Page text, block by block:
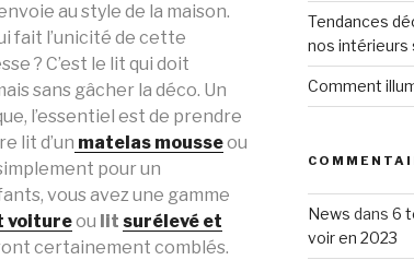
au style de la maison.
fait l’unicité de cette
? C’est le lit qui doit
sans gâcher la déco. Un
l’essentiel est de prendre
lit d’un matelas mousseou
pour un
vous avez une gamme
voitureou lit surélevé et
certainement comblés.
Tendances
nos intérieurs
Comment
News dans 6
voir en 2023